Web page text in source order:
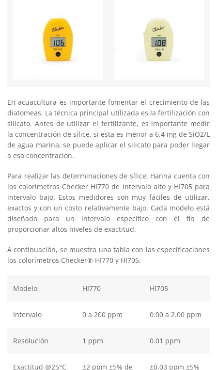
En acuacultura es importante fomentar el crecimiento de las
diatomeas. La técnica principal utilizada es la fertilización con
silicato. Antes de utilizar el fertilizante, es importante medir
la concentración de sílice, si esta es menor a 6.4 mg de SiO2/L
de agua marina, se puede aplicar el silicato para poder llegar
a esa concentración.
Para realizar las determinaciones de sílice, Hanna cuenta con
los colorímetros Checker HI770 de intervalo alto y HI705 para
intervalo bajo. Estos medidores son muy fáciles de utilizar,
exactos y con un costo relativamente bajo. Cada modelo está
diseñado para un intervalo específico con el fin de
proporcionar altos niveles de exactitud.
A continuación, se muestra una tabla con las especificaciones
los colorímetros Checker® HI770 y HI705.
Modelo HI770 HI705
Intervalo 0 a 200 ppm 0.00 a 2.00 ppm
Resolución 1 ppm 0.01 ppm
Exactitud @25°C ±2 ppm ±5% de ±0.03 ppm ±5%